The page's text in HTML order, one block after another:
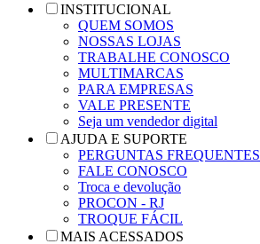
INSTITUCIONAL
QUEM SOMOS
NOSSAS LOJAS
TRABALHE CONOSCO
MULTIMARCAS
PARA EMPRESAS
VALE PRESENTE
Seja um vendedor digital
AJUDA E SUPORTE
PERGUNTAS FREQUENTES
FALE CONOSCO
Troca e devolução
PROCON - RJ
TROQUE FÁCIL
MAIS ACESSADOS